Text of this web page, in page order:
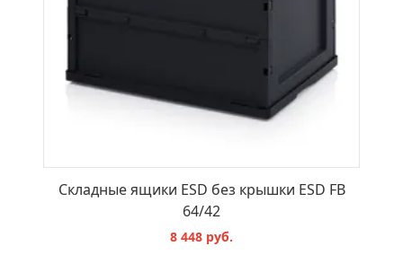
Складные ящики ESD без крышки ESD FB
64/42
8 448 руб.